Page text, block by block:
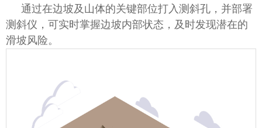
通过在边坡及山体的关键部位打入测斜孔，并部署
测斜仪，可实时掌握边坡内部状态，及时发现潜在的
滑坡风险。